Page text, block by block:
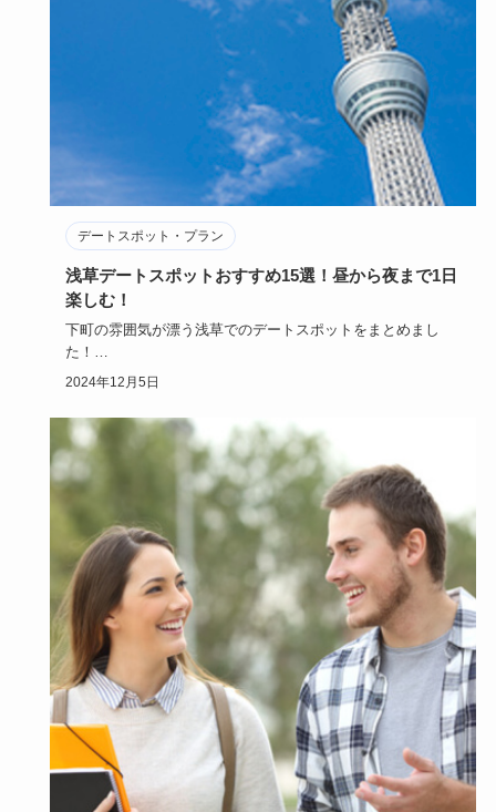
デートスポット・プラン
浅草デートスポットおすすめ15選！昼から夜まで1日
楽しむ！
下町の雰囲気が漂う浅草でのデートスポットをまとめまし
た！
ランチやディナーなどの美味しい食事プランから・遊び・お
2024年12月5日